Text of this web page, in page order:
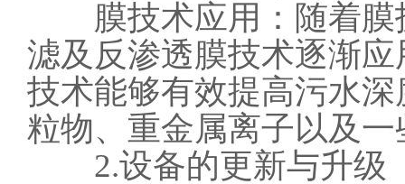
膜技术应用：随着膜
滤及反渗透膜技术逐渐
技术能够有效提高污水
粒物、重金属离子以及
2.设备的更新与升级